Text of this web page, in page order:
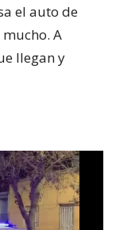
el auto de
A
llegan y